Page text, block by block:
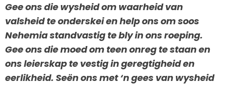
Gee ons die wysheid om waarheid van
valsheid te onderskei en help ons om soos
Nehemia standvastig te bly in ons roeping.
Gee ons die moed om teen onreg te staan en
ons leierskap te vestig in geregtigheid en
eerlikheid. Seën ons met ‘n gees van wysheid